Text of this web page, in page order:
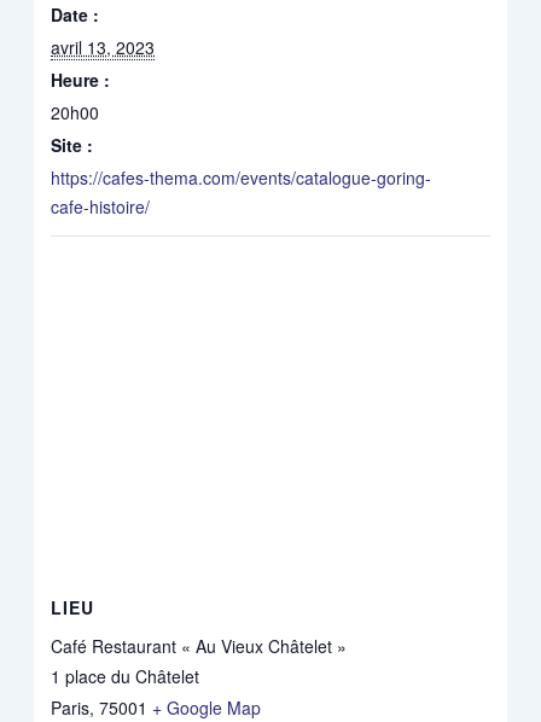
Date :
avril 13, 2023
Heure :
20h00
Site :
https://cafes-thema.com/events/catalogue-goring-
cafe-histoire/
LIEU
Café Restaurant « Au Vieux Châtelet »
1 place du Châtelet
Paris, 75001 + Google Map